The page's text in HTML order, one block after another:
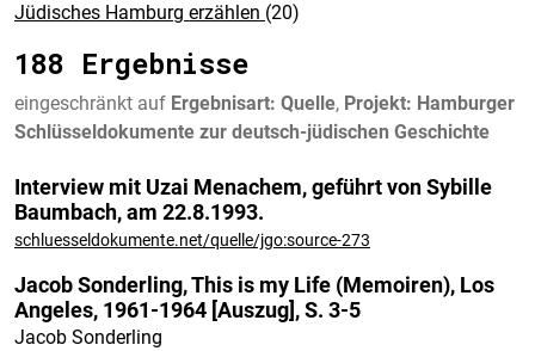
Jüdisches Hamburg erzählen (20)
188 Ergebnisse
eingeschränkt auf Ergebnisart: Quelle, Projekt: Hamburger
Schlüsseldokumente zur deutsch-jüdischen Geschichte
Interview mit Uzai Menachem, geführt von Sybille
Baumbach, am 22.8.1993.
schluesseldokumente.net/quelle/jgo:source-273
Jacob Sonderling, This is my Life (Memoiren), Los
Angeles, 1961-1964 [Auszug], S. 3-5
Jacob Sonderling